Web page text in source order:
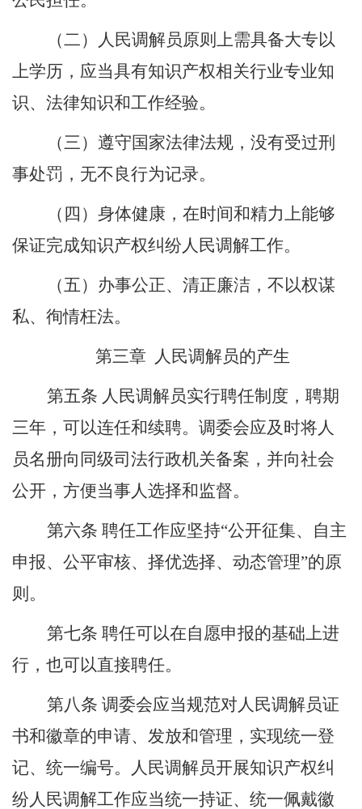
（二）人民调解员原则上需具备大专以
上学历，应当具有知识产权相关行业专业知
识、法律知识和工作经验。
（三）遵守国家法律法规，没有受过刑
事处罚，无不良行为记录。
（四）身体健康，在时间和精力上能够
保证完成知识产权纠纷人民调解工作。
（五）办事公正、清正廉洁，不以权谋
私、徇情枉法。
第三章 人民调解员的产生
第五条 人民调解员实行聘任制度，聘期
三年，可以连任和续聘。调委会应及时将人
员名册向同级司法行政机关备案，并向社会
公开，方便当事人选择和监督。
第六条 聘任工作应坚持“公开征集、自主
申报、公平审核、择优选择、动态管理”的原
则。
第七条 聘任可以在自愿申报的基础上进
行，也可以直接聘任。
第八条 调委会应当规范对人民调解员证
书和徽章的申请、发放和管理，实现统一登
记、统一编号。人民调解员开展知识产权纠
纷人民调解工作应当统一持证、统一佩戴徽